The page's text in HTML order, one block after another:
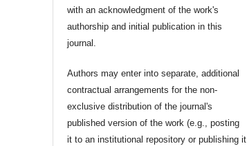
with an acknowledgment of the work's
authorship and initial publication in this
journal.
Authors may enter into separate, additional
contractual arrangements for the non-
exclusive distribution of the journal's
published version of the work (e.g., posting
it to an institutional repository or publishing it